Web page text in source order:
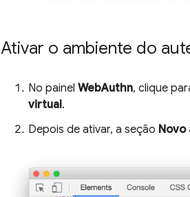
Ativar o ambiente do
No painel WebAuthn, clique
virtual.
Depois de ativar, a seção